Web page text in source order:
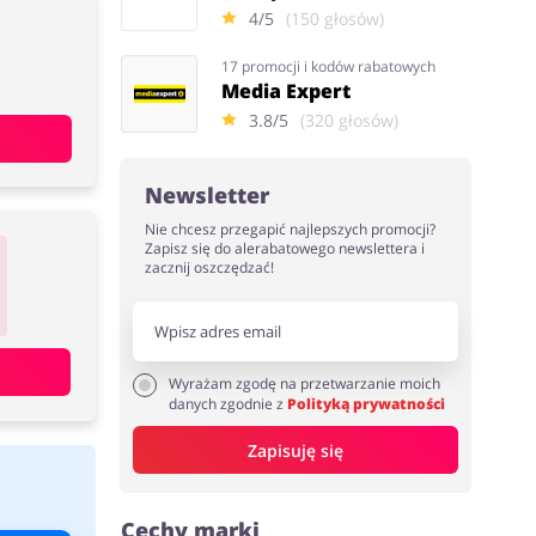
4/5 (150 głosów)
17 promocji i kodów rabatowych
Media Expert
3.8/5 (320 głosów)
Newsletter
Nie chcesz przegapić najlepszych promocji?
Zapisz się do alerabatowego newslettera i
zacznij oszczędzać!
Wyrażam zgodę na przetwarzanie moich
danych zgodnie z Polityką prywatności
Zapisuję się
Cechy marki